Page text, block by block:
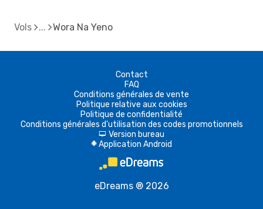
Vols Wora Na Yeno
Contact
FAQ
Conditions générales de vente
Politique relative aux cookies
Politique de confidentialité
Conditions générales d'utilisation des codes promotionnels
d Version bureau
A Application Android
eDreams ® 2026